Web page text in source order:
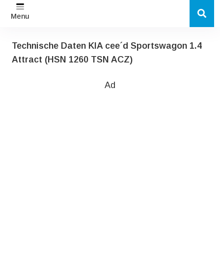
Menu
Technische Daten KIA cee´d Sportswagon 1.4
Attract (HSN 1260 TSN ACZ)
Ad